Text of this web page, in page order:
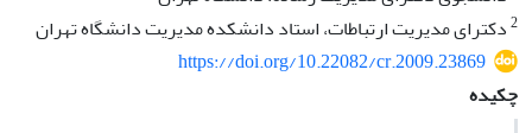
2دکترای مدیریت ارتباطات، استاد دانشکده مدیریت دانشگاه تهران
https://doi.org/10.22082/cr.2009.23869
چکیده